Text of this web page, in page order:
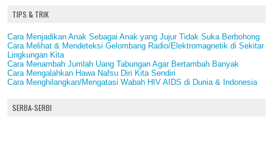
TIPS & TRIK
Cara Menjadikan Anak Sebagai Anak yang Jujur Tidak Suka Berbohong
Cara Melihat & Mendeteksi Gelombang Radio/Elektromagnetik di Sekitar
Lingkungan Kita
Cara Menambah Jumlah Uang Tabungan Agar Bertambah Banyak
Cara Mengalahkan Hawa Nafsu Diri Kita Sendiri
Cara Menghilangkan/Mengatasi Wabah HIV AIDS di Dunia & Indonesia
SERBA-SERBI